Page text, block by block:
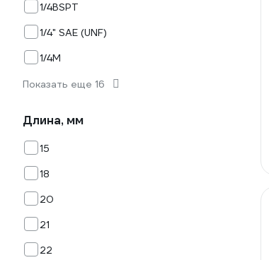
1/4BSPT
1/4" SAE (UNF)
1/4М
Показать еще 16
Длина, мм
15
18
20
21
22